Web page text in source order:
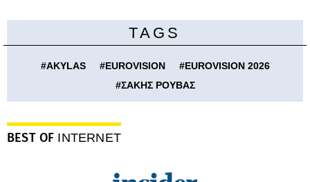
TAGS
#AKYLAS #EUROVISION #EUROVISION 2026
#ΣΑΚΗΣ ΡΟΥΒΑΣ
BEST OF INTERNET